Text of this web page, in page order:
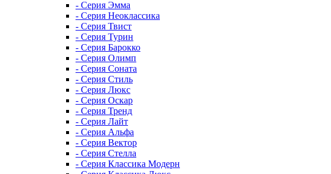
- Серия Эмма
- Серия Неоклассика
- Серия Твист
- Серия Турин
- Серия Барокко
- Серия Олимп
- Серия Соната
- Серия Стиль
- Серия Люкс
- Серия Оскар
- Серия Тренд
- Серия Лайт
- Серия Альфа
- Серия Вектор
- Серия Стелла
- Серия Классика Модерн